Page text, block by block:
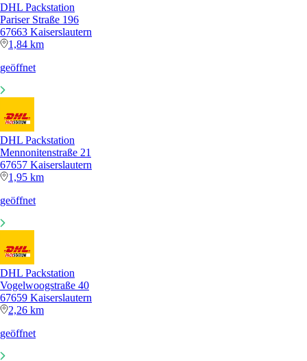
DHL Packstation
Pariser Straße 196
67663 Kaiserslautern
1,84 km
geöffnet
DHL Packstation
Mennonitenstraße 21
67657 Kaiserslautern
1,95 km
geöffnet
DHL Packstation
Vogelwoogstraße 40
67659 Kaiserslautern
2,26 km
geöffnet